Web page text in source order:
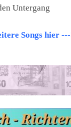
Untergang
Songs hier